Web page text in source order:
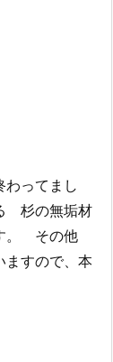
ってまし
杉の無垢材
。 その他
すので、本